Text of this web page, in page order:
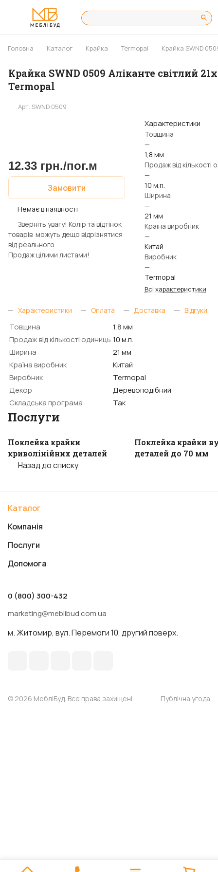
Головна Каталог Крайка Termopal Крайка SWND
Крайка SWND 0509 Аліканте світлий
Termopal
Арт. SWND 0509
12.33 грн./пог.м
Замовити
Немає в наявності
Зверніть увагу! Колір та відтінок
товарів можуть дещо відрізнятися
від реального.
Продаж цілими листами!
Характеристики
Товщина
—
1,8 мм
Продаж від кількості
—
10 м.п.
Ширина
—
21 мм
Країна виробник
—
Китай
Виробник
—
Termopal
Всі характеристики
Характеристики Оплата Доставка Відгуки
Товщина
1,8 мм
Продаж від кількості одиниць 10 м.п.
Ширина
21 мм
Країна виробник
Китай
Виробник
Termopal
Декор
Деревоподібний
Складська програма
Так
Послуги
Поклейка крайки
криволінійних деталей
Поклейка крайки
деталей до 70 мм
Назад до списку
Каталог
Компанія
Послуги
Допомога
0 (800) 300-432
marketing@meblibud.com.ua
м. Житомир, вул. Перемоги 10, другий поверх.
© 2026 МебліБуд. Все права захищені. Публічна угода